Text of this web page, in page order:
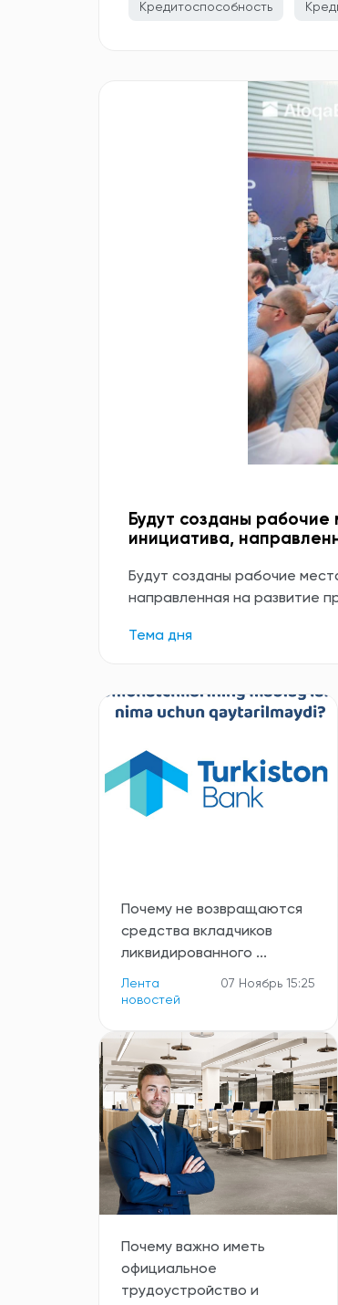
Кредитоспособность
Будут созданы рабочие
инициатива,
Будут созданы рабочие
направленная на развитие
Тема дня
Почему не возвращаются
средства вкладчиков
ликвидированного ...
Лента
новостей
07 Ноябрь 15:25
Почему важно иметь
официальное
трудоустройство и